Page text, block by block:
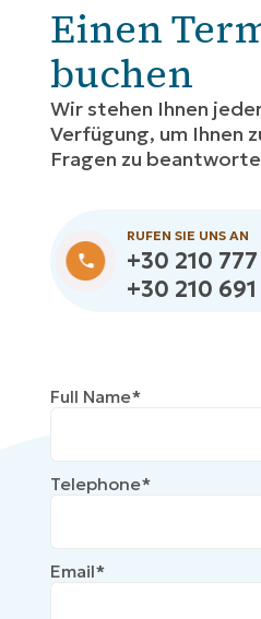
Einen
buchen
Wir stehen Ihnen
Verfügung, um Ihnen
Fragen zu
RUFEN SIE UNS AN
+30 210
+30 210
Full Name*
Telephone*
Email*